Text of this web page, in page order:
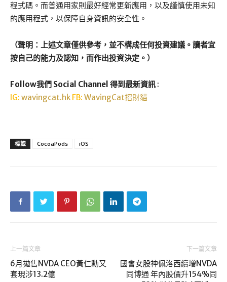
程式碼。而普通用家則最好經常更新應用，以及謹慎使用未知
的應用程式，以保障自身資訊的安全性。
（聲明：上述文章僅供參考，並不構成任何投資建議。讀者宜
按自己的能力及認知，而作出投資決定。）
Follow我們 Social Channel 得到最新資訊 :
IG: wavingcat.hk FB: WavingCat招財貓
標籤 CocoaPods iOS
上一篇文章
6月拋售NVDA CEO黃仁勳又
套現涉13.2億
下一篇文章
國會女股神佩洛西續增NVDA
同博通 年內股價升154%同